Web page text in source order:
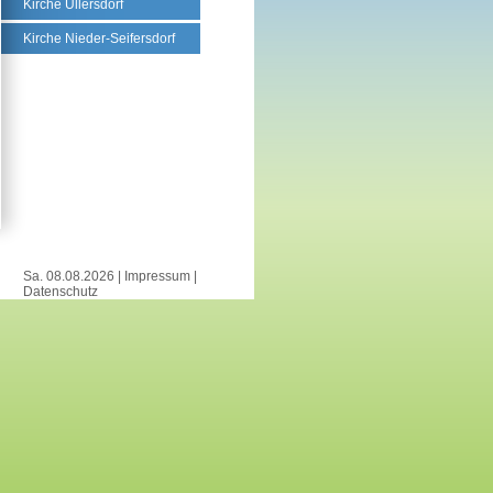
Kirche Ullersdorf
Kirche Nieder-Seifersdorf
Sa. 08.08.2026 | Impressum
Datenschutz